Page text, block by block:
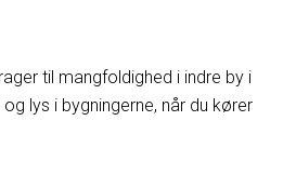
til mangfoldighed i indre by i
lys i bygningerne, når du kører